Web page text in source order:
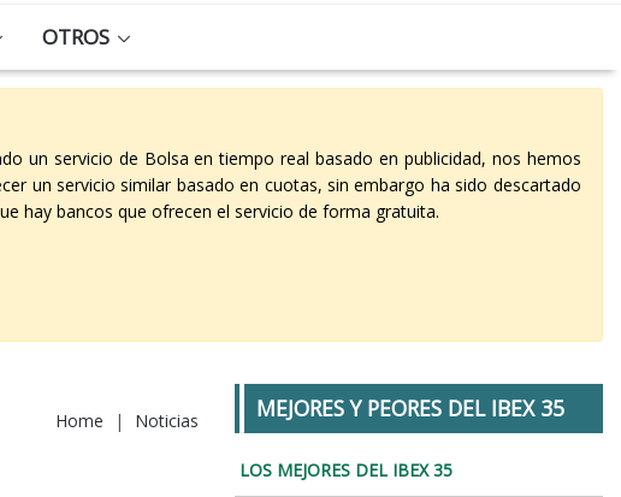
OTROS
un servicio de Bolsa en tiempo real basado en publicidad, nos hemos
un servicio similar basado en cuotas, sin embargo ha sido descartado
hay bancos que ofrecen el servicio de forma gratuita.
Home | Noticias MEJORES Y PEORES DEL IBEX 35
LOS MEJORES DEL IBEX 35